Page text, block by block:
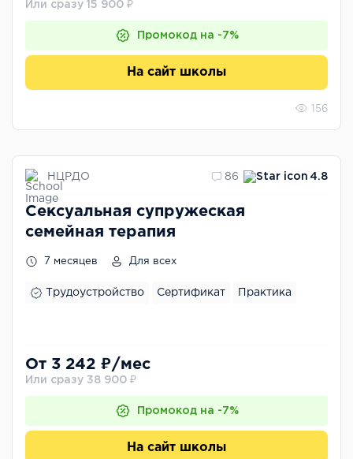
Или сразу 15 900 ₽
Промокод на -7%
На сайт школы
156
НЦРДО 86 4.8
Сексуальная супружеская
семейная терапия
7 месяцев Для всех
Трудоустройство Сертификат Практика
От 3 242 ₽/мес
Или сразу 38 900 ₽
Промокод на -7%
На сайт школы